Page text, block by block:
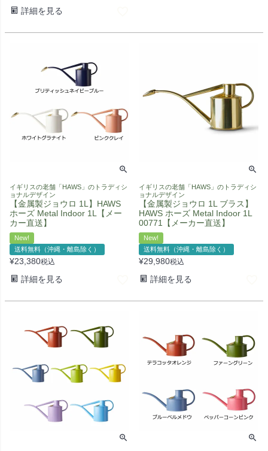
詳細を見る
イギリスの老舗「HAWS」のトラディシ
ョナルデザイン
【金属製ジョウロ 1L】HAWS
ホーズ Metal Indoor 1L【メー
カー直送】
New!
送料無料（沖縄・離島除く）
¥23,380税込
詳細を見る
イギリスの老舗「HAWS」のトラディシ
ョナルデザイン
【金属製ジョウロ 1L ブラス】
HAWS ホーズ Metal Indoor 1L
00771【メーカー直送】
New!
送料無料（沖縄・離島除く）
¥29,980税込
詳細を見る